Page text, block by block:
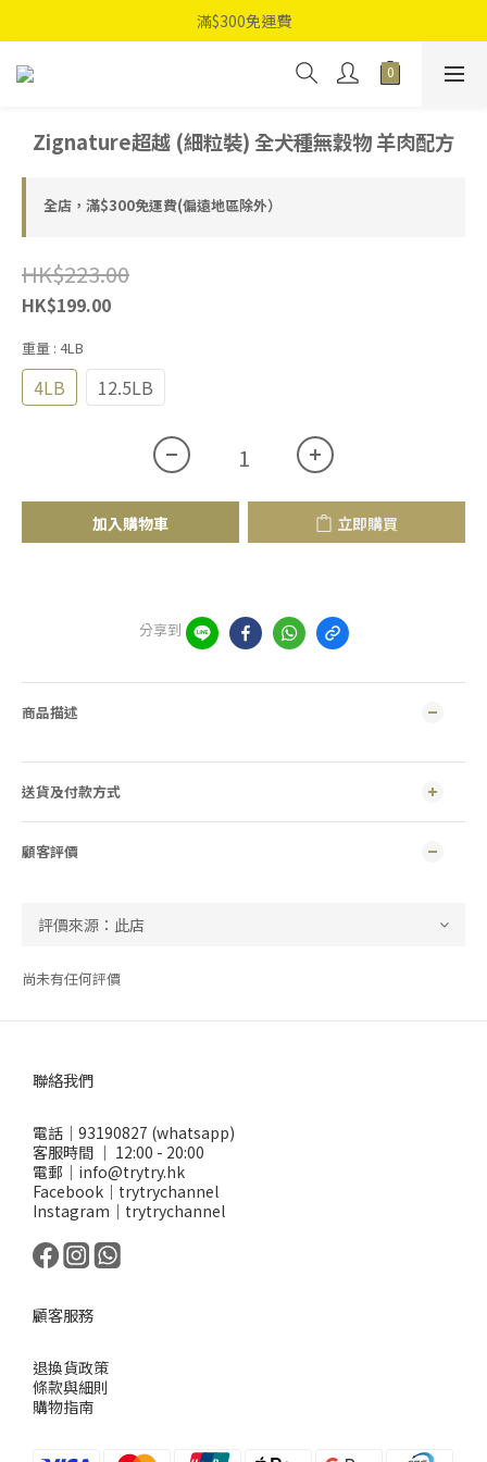
滿$300免運費
Zignature超越 (細粒裝) 全犬種無穀物 羊肉配方
全店，滿$300免運費(偏遠地區除外）
HK$223.00
HK$199.00
重量 : 4LB
4LB 12.5LB
加入購物車 立即購買
分享到
商品描述
送貨及付款方式
顧客評價
尚未有任何評價
聯絡我們
電話｜93190827 (whatsapp)
客服時間 ｜ 12:00 - 20:00
電郵｜info@trytry.hk
Facebook｜trytrychannel
Instagram｜trytrychannel
顧客服務
退換貨政策
條款與細則
購物指南